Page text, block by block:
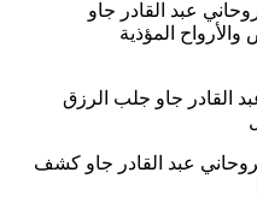
عبد القادر جاو جلب الرزق
الروحاني عبد القادر جاو كشف